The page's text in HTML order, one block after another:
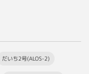
だいち2号(ALOS-2)